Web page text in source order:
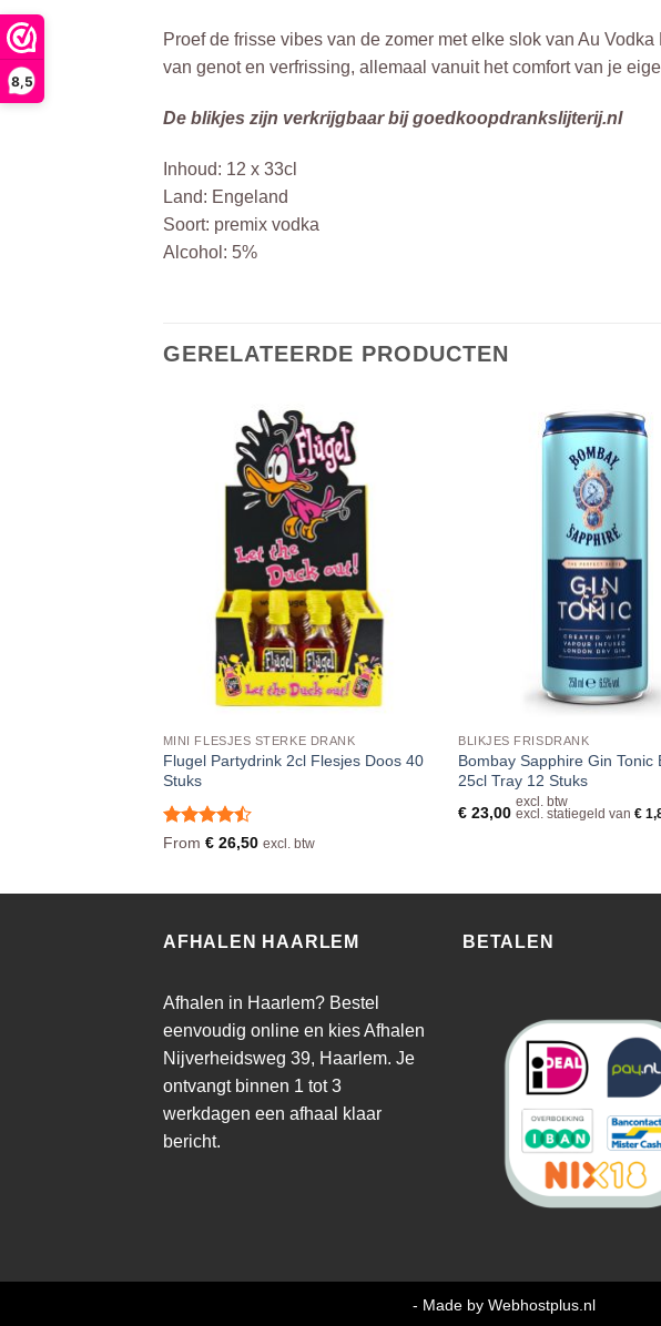
8,5
Proef de frisse vibes van de zomer met elke slok van Au
van genot en verfrissing, allemaal vanuit het comfort van je
De blikjes zijn verkrijgbaar bij goedkoopdrankslijterij.nl
Inhoud: 12 x 33cl
Land: Engeland
Soort: premix vodka
Alcohol: 5%
GERELATEERDE PRODUCTEN
MINI FLESJES STERKE DRANK
Flugel Partydrink 2cl Flesjes Doos 40
Stuks
Waardering
From €26,50 excl. btw
BLIKJES FRISDRANK
Bombay Sapphire Gin Tonic
25cl Tray 12 Stuks
€ 23,00
excl. btw
excl. statiegeld van€
AFHALEN HAARLEM
Afhalen in Haarlem? Bestel
eenvoudig online en kies Afhalen
Nijverheidsweg 39, Haarlem. Je
ontvangt binnen 1 tot 3
werkdagen een afhaal klaar
bericht.
BETALEN
- Made by Webhostplus.nl